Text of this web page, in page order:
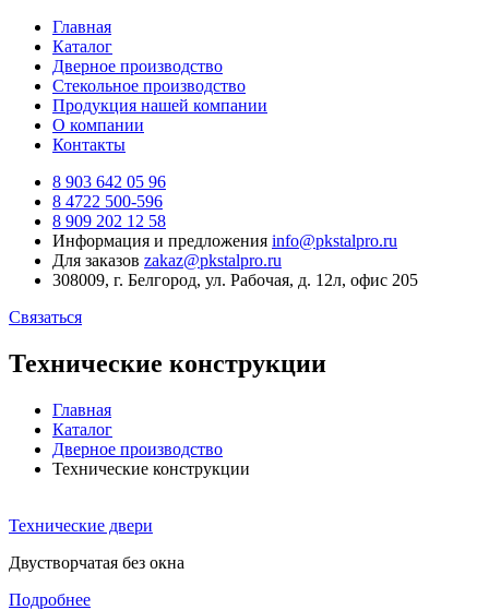
Главная
Каталог
Дверное производство
Стекольное производство
Продукция нашей компании
О компании
Контакты
8 903 642 05 96
8 4722 500-596
8 909 202 12 58
Информация и предложения info@pkstalpro.ru
Для заказов zakaz@pkstalpro.ru
308009, г. Белгород, ул. Рабочая, д. 12л, офис 205
Связаться
Технические конструкции
Главная
Каталог
Дверное производство
Технические конструкции
Технические двери
Двустворчатая без окна
Подробнее